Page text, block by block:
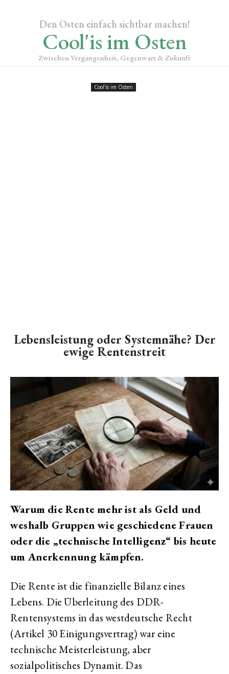
Den Osten einfach sichtbar machen!
Cool'is im Osten
Zwischen Vergangenheit, Gegenwart & Zukunft
Cool'is im Osten
Lebensleistung oder Systemnähe? Der
ewige Rentenstreit
Warum die Rente mehr ist als Geld und
weshalb Gruppen wie geschiedene Frauen
oder die „technische Intelligenz“ bis heute
um Anerkennung kämpfen.
Die Rente ist die finanzielle Bilanz eines
Lebens. Die Überleitung des DDR-
Rentensystems in das westdeutsche Recht
(Artikel 30 Einigungsvertrag) war eine
technische Meisterleistung, aber
sozialpolitisches Dynamit. Das